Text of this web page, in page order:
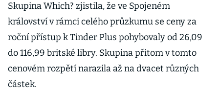
Skupina Which? zjistila, že ve Spojeném
království v rámci celého průzkumu se ceny za
roční přístup k Tinder Plus pohybovaly od 26,09
do 116,99 britské libry. Skupina přitom v tomto
cenovém rozpětí narazila až na dvacet různých
částek.